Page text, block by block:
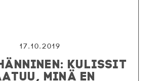
17.10.2019
KULISSIT
MINÄ EN